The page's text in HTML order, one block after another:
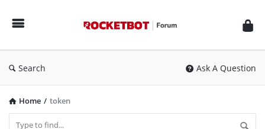
Forum
Search Ask A Question
Home / token